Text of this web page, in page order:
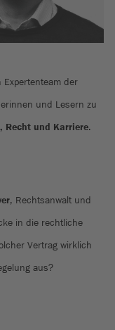
Expertenteam der
und Lesern zu
Recht und Karriere.
, Rechtsanwalt und
in die rechtliche
Vertrag wirklich
aus?